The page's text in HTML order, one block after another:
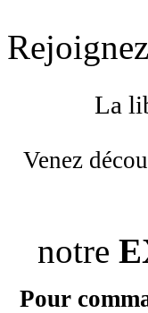
La
Venez
notre
Pour